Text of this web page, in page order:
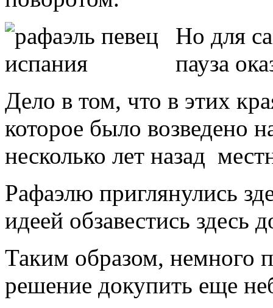
Но для
пауза
Дело в том, что в этих
которое было возведено
несколько лет назад
Рафаэлю приглянулись
идеей обзавестись здесь
Таким образом, немного
решение докупить еще